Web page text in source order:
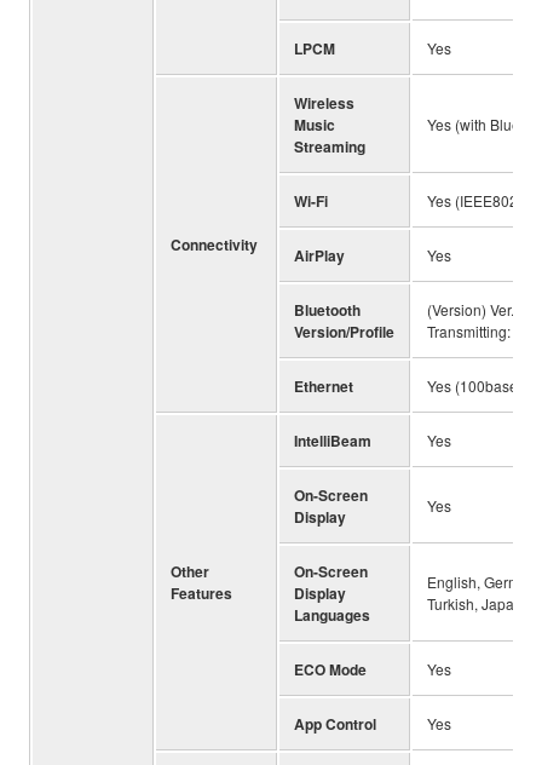
LPCM Yes
Connectivity
Wireless
Music
Streaming
Yes (with
Wi-Fi Yes
AirPlay Yes
Bluetooth
Version/Profile
(Version) Ver.
Transmitting:
Ethernet Yes (100base-T,
Other
Features
IntelliBeam Yes
On-Screen
Display
Yes
On-Screen
Display
Languages
English,
Turkish,
ECO Mode Yes
App Control Yes